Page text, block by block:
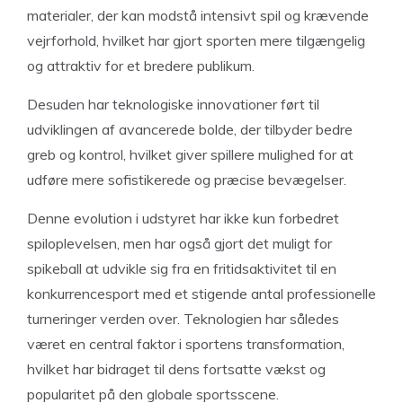
materialer, der kan modstå intensivt spil og krævende
vejrforhold, hvilket har gjort sporten mere tilgængelig
og attraktiv for et bredere publikum.
Desuden har teknologiske innovationer ført til
udviklingen af avancerede bolde, der tilbyder bedre
greb og kontrol, hvilket giver spillere mulighed for at
udføre mere sofistikerede og præcise bevægelser.
Denne evolution i udstyret har ikke kun forbedret
spiloplevelsen, men har også gjort det muligt for
spikeball at udvikle sig fra en fritidsaktivitet til en
konkurrencesport med et stigende antal professionelle
turneringer verden over. Teknologien har således
været en central faktor i sportens transformation,
hvilket har bidraget til dens fortsatte vækst og
popularitet på den globale sportsscene.